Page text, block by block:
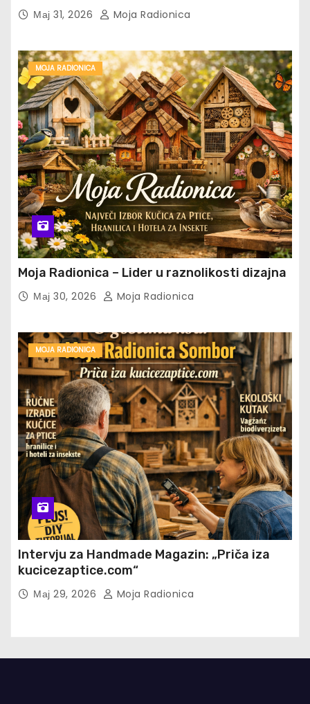
Мај 31, 2026 Moja Radionica
MOJA RADIONICA
Moja Radionica – Lider u raznolikosti dizajna
Мај 30, 2026 Moja Radionica
MOJA RADIONICA
Intervju za Handmade Magazin: „Priča iza
kucicezaptice.com“
Мај 29, 2026 Moja Radionica